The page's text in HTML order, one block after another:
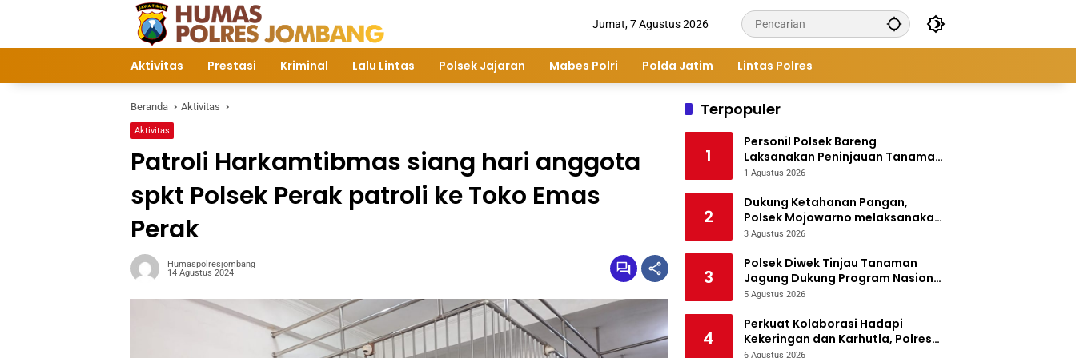
Jumat, 7 Agustus 2026
Aktivitas Prestasi Kriminal Lalu Lintas Polsek Jajaran Mabes Polri Polda Jatim Lintas Polres
Beranda Aktivitas
Aktivitas
Patroli Harkamtibmas siang hari anggota
spkt Polsek Perak patroli ke Toko Emas
Perak
Humaspolresjombang
14 Agustus 2024
Terpopuler
1
Personil Polsek Bareng
Laksanakan Peninjauan Tanaman
Jagung Dukung Program
1 Agustus 2026
2
Dukung Ketahanan Pangan,
Polsek Mojowarno melaksanakan
Pengecekan Tanaman Jagung
3 Agustus 2026
3
Polsek Diwek Tinjau Tanaman
Jagung Dukung Program Nasional
Asta Cita
5 Agustus 2026
4
Perkuat Kolaborasi Hadapi
Kekeringan dan Karhutla, Polres
Jombang Gelar Apel Siaga
6 Agustus 2026